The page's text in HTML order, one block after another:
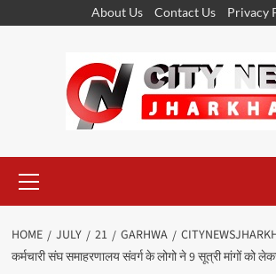
About Us Contact Us Privacy
Menu
HOME JULY 21 GARHWA
कर्मचारी संघ समाहरणालय संवर्ग के लोगो ने 9 सूत्री मांगों को